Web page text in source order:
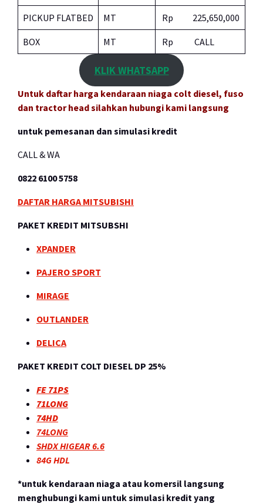
PICKUP FLATBED MT Rp 225,650,000
BOX MT Rp CALL
KLIK WHATSAPP
Untuk daftar harga kendaraan niaga colt diesel, fuso
dan tractor head silahkan hubungi kami langsung
untuk pemesanan dan simulasi kredit
CALL & WA
0822 6100 5758
DAFTAR HARGA MITSUBISHI
PAKET KREDIT MITSUBSHI
XPANDER
PAJERO SPORT
MIRAGE
OUTLANDER
DELICA
PAKET KREDIT COLT DIESEL DP 25%
FE 71PS
71LONG
74HD
74LONG
SHDX HIGEAR 6.6
84G HDL
*untuk kendaraan niaga atau komersil langsung
menghubungi kami untuk simulasi kredit yang